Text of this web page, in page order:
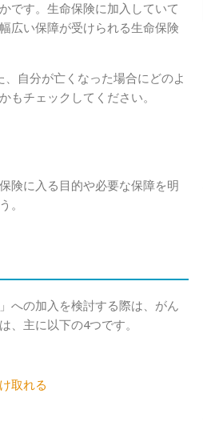
です。生命保険に加入していて
広い保障が受けられる生命保険
自分が亡くなった場合にどのよ
もチェックしてください。
険に入る目的や必要な保障を明
。
への加入を検討する際は、がん
、主に以下の4つです。
取れる